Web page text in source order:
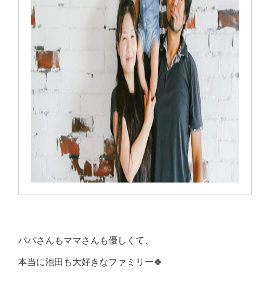
パパさんもママさんも優しくて、
本当に池田も大好きなファミリー🍀